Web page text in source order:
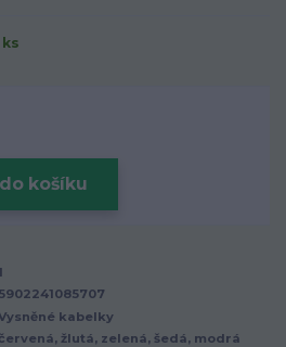
ks
košíku
5902241085707
kabelky
žlutá, zelená, šedá, modrá